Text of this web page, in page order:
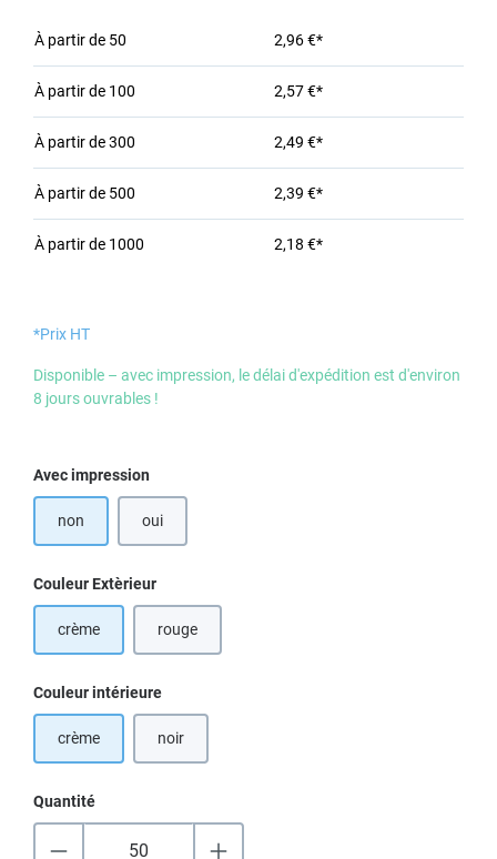
À partir de 50 2,96 €*
À partir de 100 2,57 €*
À partir de300 2,49 €*
À partir de 500 2,39 €*
À partir de 1000 2,18 €*
*Prix HT
Disponible – avec impression, le délai d'expédition est d'environ
8 jours ouvrables !
Sélectionnez
Avec impression
non oui
Sélectionnez
Couleur Extèrieur
crème rouge(Cette option n'est pas disponible pour le moment.)
Sélectionnez
Couleur intérieure
crème noir(Cette option n'est pas disponible pour le moment.)
Quantité